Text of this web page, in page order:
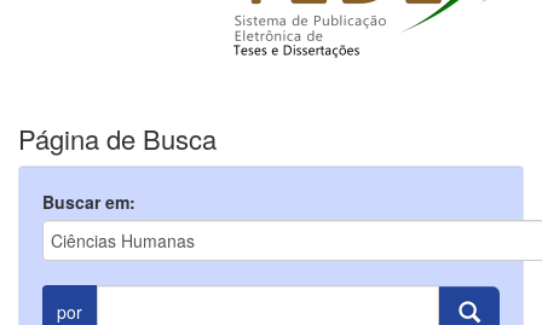
Página de Busca
Buscar em:
por